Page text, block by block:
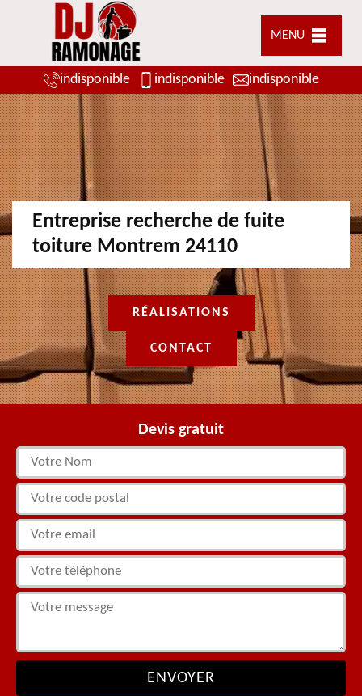
MENU
indisponible indisponible indisponible
Entreprise recherche de fuite
toiture Montrem 24110
RÉALISATIONS
CONTACT
Devis gratuit